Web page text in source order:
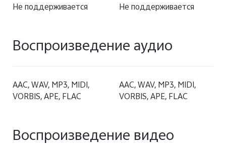
Не поддерживается Не поддерживается
Воспроизведение аудио
AAC, WAV, MP3, MIDI,
VORBIS, APE, FLAC
AAC, WAV, MP3, MIDI,
VORBIS, APE, FLAC
Воспроизведение видео